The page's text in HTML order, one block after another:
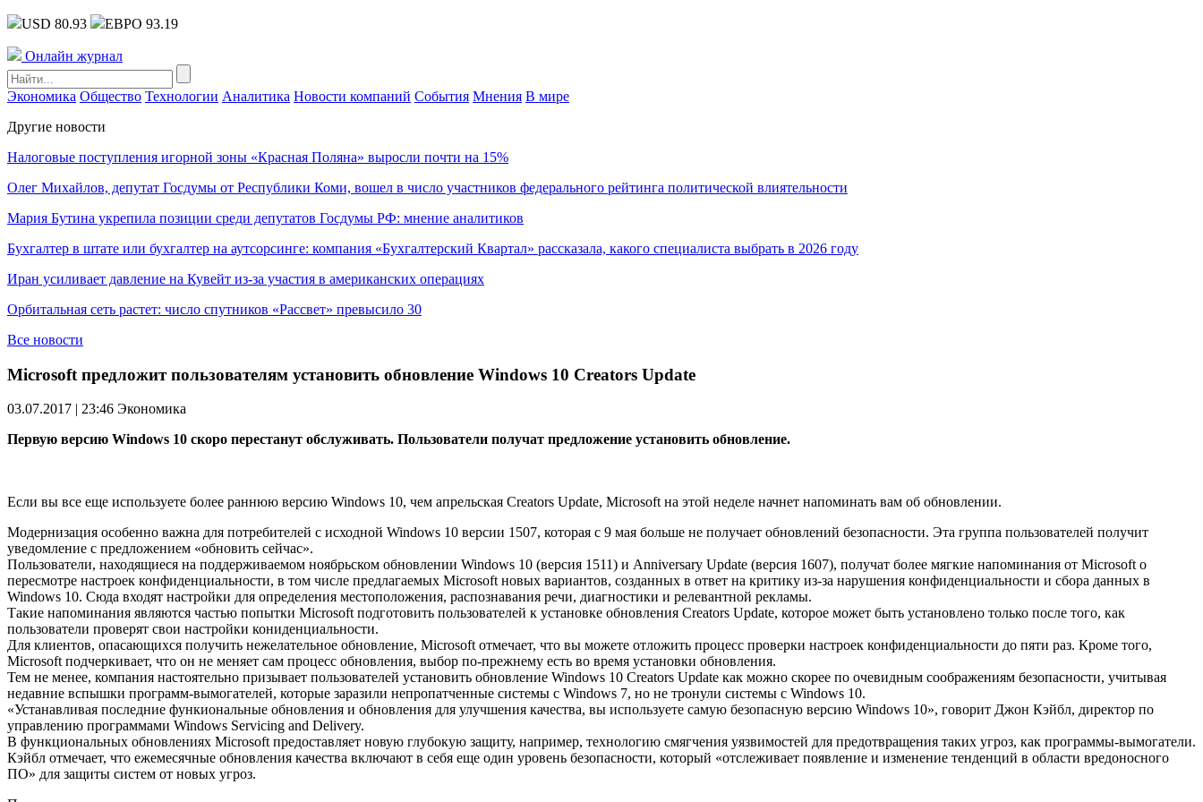
USD 80.93 ЕВРО 93.19
Онлайн журнал
Экономика Общество Технологии Аналитика Новости компаний События Мнения В мире
Другие новости
Налоговые поступления игорной зоны «Красная Поляна» выросли почти на 15%
Олег Михайлов, депутат Госдумы от Республики Коми, вошел в число участников федерального рейтинга политической влиятельности
Мария Бутина укрепила позиции среди депутатов Госдумы РФ: мнение аналитиков
Бухгалтер в штате или бухгалтер на аутсорсинге: компания «Бухгалтерский Квартал» рассказала, какого специалиста выбрать в 2026 году
Иран усиливает давление на Кувейт из-за участия в американских операциях
Орбитальная сеть растет: число спутников «Рассвет» превысило 30
Все новости
Microsoft предложит пользователям установить обновление Windows 10 Creators Update
03.07.2017 | 23:46 Экономика
Первую версию Windows 10 скоро перестанут обслуживать. Пользователи получат предложение установить обновление.
Если вы все еще используете более раннюю версию Windows 10, чем апрельская Creators Update, Microsoft на этой неделе начнет напоминать вам об обновлении.
Модернизация особенно важна для потребителей с исходной Windows 10 версии 1507, которая с 9 мая больше не получает обновлений безопасности. Эта группа пользователей получит
уведомление с предложением «обновить сейчас».
Пользователи, находящиеся на поддерживаемом ноябрьском обновлении Windows 10 (версия 1511) и Anniversary Update (версия 1607), получат более мягкие напоминания от Microsoft о
пересмотре настроек конфиденциальности, в том числе предлагаемых Microsoft новых вариантов, созданных в ответ на критику из-за нарушения конфиденциальности и сбора данных в
Windows 10. Сюда входят настройки для определения местоположения, распознавания речи, диагностики и релевантной рекламы.
Такие напоминания являются частью попытки Microsoft подготовить пользователей к установке обновления Creators Update, которое может быть установлено только после того, как
пользователи проверят свои настройки кониденциальности.
Для клиентов, опасающихся получить нежелательное обновление, Microsoft отмечает, что вы можете отложить процесс проверки настроек конфиденциальности до пяти раз. Кроме того,
Microsoft подчеркивает, что он не меняет сам процесс обновления, выбор по-прежнему есть во время установки обновления.
Тем не менее, компания настоятельно призывает пользователей установить обновление Windows 10 Creators Update как можно скорее по очевидным соображениям безопасности, учитывая
недавние вспышки программ-вымогателей, которые заразили непропатченные системы с Windows 7, но не тронули системы с Windows 10.
«Устанавливая последние функиональные обновления и обновления для улучшения качества, вы используете самую безопасную версию Windows 10», говорит Джон Кэйбл, директор по
управлению программами Windows Servicing and Delivery.
В функциональных обновлениях Microsoft предоставляет новую глубокую защиту, например, технологию смягчения уязвимостей для предотвращения таких угроз, как программы-вымогатели.
Кэйбл отмечает, что ежемесячные обновления качества включают в себя еще один уровень безопасности, который «отслеживает появление и изменение тенденций в области вредоносного
ПО» для защиты систем от новых угроз.